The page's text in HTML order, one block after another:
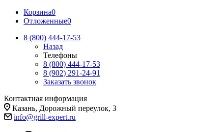
Корзина0
Отложенные0
8 (800) 444-17-53
Назад
Телефоны
8 (800) 444-17-53
8 (902) 291-24-91
Заказать звонок
Контактная информация
Казань, Дорожный переулок, 3
info@grill-expert.ru